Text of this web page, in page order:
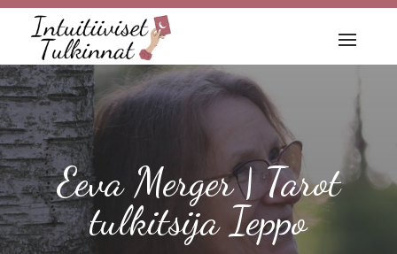
Eeva Merger | Tarot
tulkitsija Ieppo